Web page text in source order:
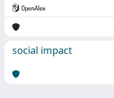
social impact